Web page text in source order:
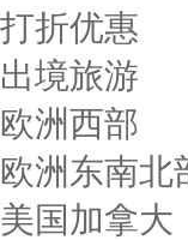
打折优惠
出境旅游
欧洲西部
欧洲东南北
美国加拿大